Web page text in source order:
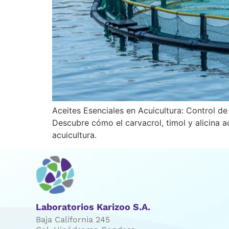
Aceites Esenciales en Acuicultura: Control de
Descubre cómo el carvacrol, timol y alicina
acuicultura.
Laboratorios Karizoo S.A.
Baja California 245